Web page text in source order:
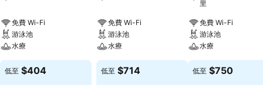
免費 Wi-Fi
游泳池
水療
低至 $404
免費 Wi-Fi
游泳池
水療
低至 $714
里
免費 Wi-Fi
游泳池
水療
低至 $750